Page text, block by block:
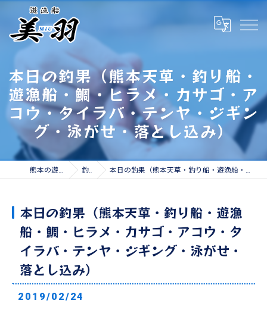
本日の釣果（熊本天草・釣り船・
遊漁船・鯛・ヒラメ・カサゴ・ア
コウ・タイラバ・テンヤ・ジギン
グ・泳がせ・落とし込み）
熊本の遊漁船なら遊漁船 美羽 釣果情報 本日の釣果（熊本天草・釣り船・遊漁船・鯛・ヒラメ・カサゴ・アコウ・タイラバ・テンヤ・ジギング・泳がせ・落とし込み）
本日の釣果（熊本天草・釣り船・遊漁
船・鯛・ヒラメ・カサゴ・アコウ・タ
イラバ・テンヤ・ジギング・泳がせ・
落とし込み）
2019/02/24